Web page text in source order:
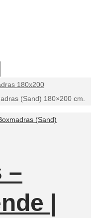
180x200
(Sand) 180×200 cm.
–
|